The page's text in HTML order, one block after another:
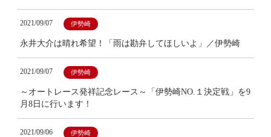
2021/09/07 伊勢崎
永井大介は晴れ希望！「雨は勘弁してほしいよ」／伊勢崎
2021/09/07 伊勢崎
～オートレース発祥記念レース～「伊勢崎NO.１決定戦」を9
月8日に行います！
2021/09/06 伊勢崎